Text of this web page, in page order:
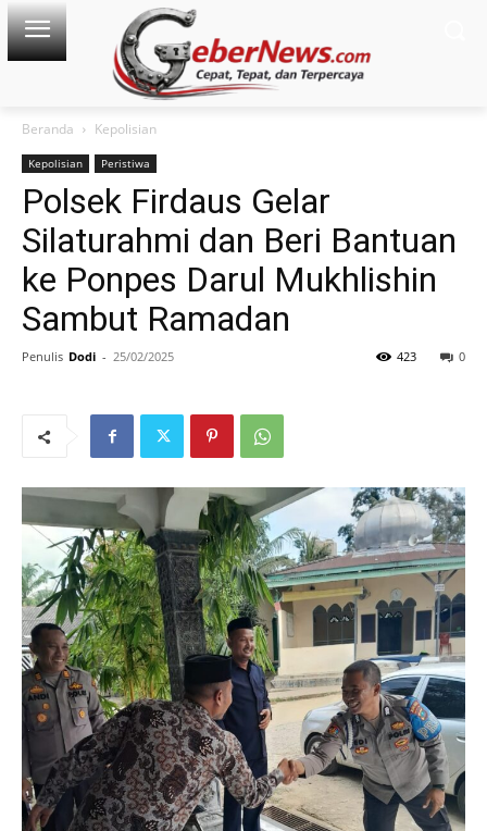
Beranda Kepolisian
Kepolisian Peristiwa
Polsek Firdaus Gelar
Silaturahmi dan Beri Bantuan
ke Ponpes Darul Mukhlishin
Sambut Ramadan
Penulis Dodi - 25/02/2025 0
423